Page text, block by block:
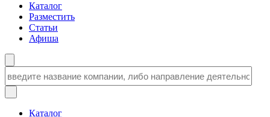
Каталог
Разместить
Статьи
Афиша
Каталог